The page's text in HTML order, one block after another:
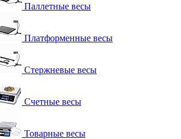
Паллетные весы
Платформенные весы
Стержневые весы
Счетные весы
Товарные весы